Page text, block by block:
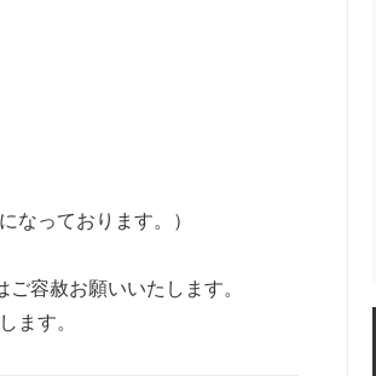
っております。）
容赦お願いいたします。
ます。